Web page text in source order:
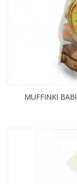
MUFFINKI